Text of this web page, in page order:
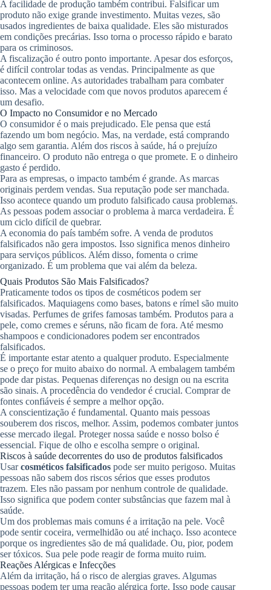
A facilidade de produção também contribui. Falsificar um
produto não exige grande investimento. Muitas vezes, são
usados ingredientes de baixa qualidade. Eles são misturados
em condições precárias. Isso torna o processo rápido e barato
para os criminosos.
A fiscalização é outro ponto importante. Apesar dos esforços,
é difícil controlar todas as vendas. Principalmente as que
acontecem online. As autoridades trabalham para combater
isso. Mas a velocidade com que novos produtos aparecem é
um desafio.
O Impacto no Consumidor e no Mercado
O consumidor é o mais prejudicado. Ele pensa que está
fazendo um bom negócio. Mas, na verdade, está comprando
algo sem garantia. Além dos riscos à saúde, há o prejuízo
financeiro. O produto não entrega o que promete. E o dinheiro
gasto é perdido.
Para as empresas, o impacto também é grande. As marcas
originais perdem vendas. Sua reputação pode ser manchada.
Isso acontece quando um produto falsificado causa problemas.
As pessoas podem associar o problema à marca verdadeira. É
um ciclo difícil de quebrar.
A economia do país também sofre. A venda de produtos
falsificados não gera impostos. Isso significa menos dinheiro
para serviços públicos. Além disso, fomenta o crime
organizado. É um problema que vai além da beleza.
Quais Produtos São Mais Falsificados?
Praticamente todos os tipos de cosméticos podem ser
falsificados. Maquiagens como bases, batons e rímel são muito
visadas. Perfumes de grifes famosas também. Produtos para a
pele, como cremes e séruns, não ficam de fora. Até mesmo
shampoos e condicionadores podem ser encontrados
falsificados.
É importante estar atento a qualquer produto. Especialmente
se o preço for muito abaixo do normal. A embalagem também
pode dar pistas. Pequenas diferenças no design ou na escrita
são sinais. A procedência do vendedor é crucial. Comprar de
fontes confiáveis é sempre a melhor opção.
A conscientização é fundamental. Quanto mais pessoas
souberem dos riscos, melhor. Assim, podemos combater juntos
esse mercado ilegal. Proteger nossa saúde e nosso bolso é
essencial. Fique de olho e escolha sempre o original.
Riscos à saúde decorrentes do uso de produtos falsificados
Usarcosméticos falsificados pode ser muito perigoso. Muitas
pessoas não sabem dos riscos sérios que esses produtos
trazem. Eles não passam por nenhum controle de qualidade.
Isso significa que podem conter substâncias que fazem mal à
saúde.
Um dos problemas mais comuns é a irritação na pele. Você
pode sentir coceira, vermelhidão ou até inchaço. Isso acontece
porque os ingredientes são de má qualidade. Ou, pior, podem
ser tóxicos. Sua pele pode reagir de forma muito ruim.
Reações Alérgicas e Infecções
Além da irritação, há o risco de alergias graves. Algumas
pessoas podem ter uma reação alérgica forte. Isso pode causar